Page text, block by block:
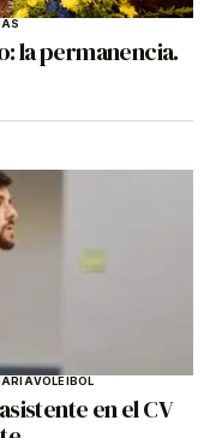
la permanencia.
VOLEIBOL
en el CV